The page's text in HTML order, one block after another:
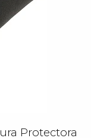
Protectora